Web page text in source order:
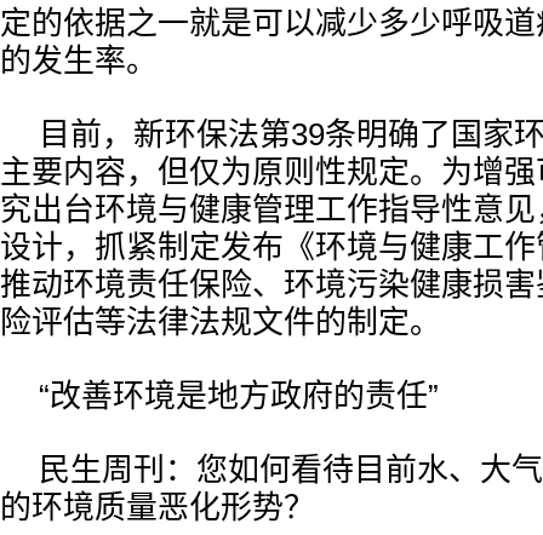
定的依据之一就是可以减少多少呼吸
的发生率。
目前，新环保法第39条明确了国家
主要内容，但仅为原则性规定。为增
究出台环境与健康管理工作指导性意
设计，抓紧制定发布《环境与健康工
推动环境责任保险、环境污染健康损
险评估等法律法规文件的制定。
“改善环境是地方政府的责任”
民生周刊：您如何看待目前水、大
的环境质量恶化形势？